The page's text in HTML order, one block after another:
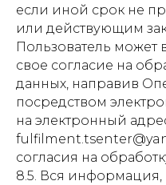
если иной срок не
или действующим
Пользователь может
свое согласие на
данных, направив
посредством
на электронный
согласия на
8.5. Вся информация,